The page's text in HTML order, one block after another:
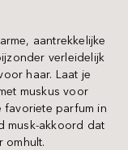
aantrekkelijke
verleidelijk
haar. Laat je
muskus voor
favoriete parfum in
musk-akkoord dat
omhult.